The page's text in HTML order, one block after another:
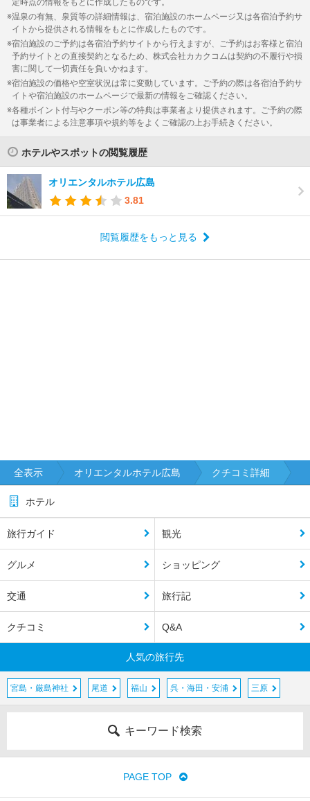
定時点の情報をもとに作成したものです。
温泉の有無、泉質等の詳細情報は、宿泊施設のホームページ又は各宿泊予約サ
イトから提供される情報をもとに作成したものです。
宿泊施設のご予約は各宿泊予約サイトから行えますが、ご予約はお客様と宿泊
予約サイトとの直接契約となるため、株式会社カカクコムは契約の不履行や損
害に関して一切責任を負いかねます。
宿泊施設の価格や空室状況は常に変動しています。ご予約の際は各宿泊予約サ
イトや宿泊施設のホームページで最新の情報をご確認ください。
各種ポイント付与やクーポン等の特典は事業者より提供されます。ご予約の際
は事業者による注意事項や規約等をよくご確認の上お手続きください。
ホテルやスポットの閲覧履歴
オリエンタルホテル広島
3.81
閲覧履歴をもっと見る
全表示 オリエンタルホテル広島 クチコミ詳細
ホテル
旅行ガイド 観光
グルメ ショッピング
交通 旅行記
クチコミ Q&A
人気の旅行先
宮島・厳島神社 尾道 福山 呉・海田・安浦 三原
キーワード検索
PAGE TOP